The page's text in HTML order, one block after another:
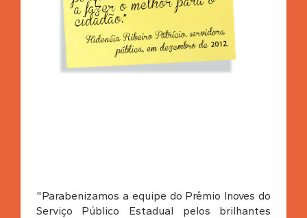
"Parabenizamos a equipe do Prêmio Inoves do
Serviço Público Estadual pelos brilhantes